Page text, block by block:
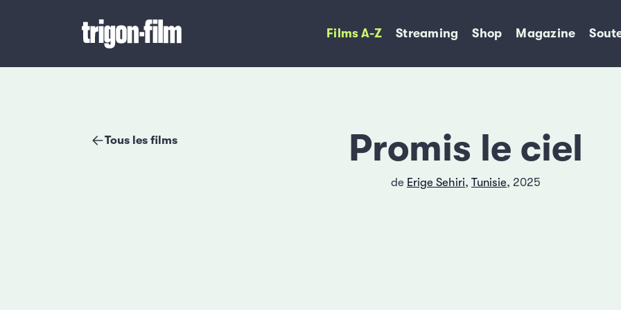
Films A-Z Streaming Shop Magazine
Tous les films Promis le ciel
de Erige Sehiri, Tunisie, 2025